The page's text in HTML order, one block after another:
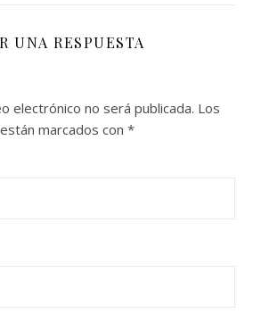
UNA RESPUESTA
electrónico no será publicada. Los
marcados con *